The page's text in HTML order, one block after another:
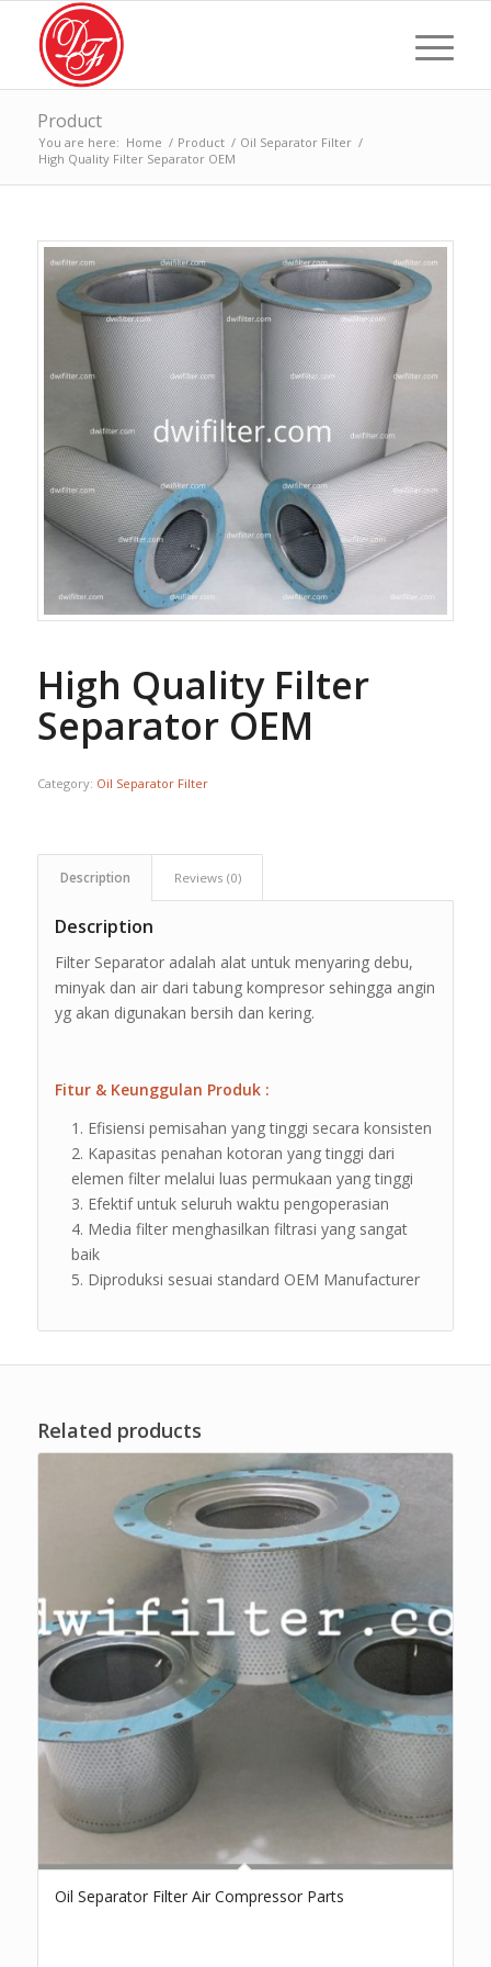
Product
You are here: Home / Product / Oil Separator Filter /
High Quality Filter Separator OEM
High Quality Filter
Separator OEM
Category: Oil Separator Filter
Description Reviews (0)
Description
Filter Separator adalah alat untuk menyaring debu,
minyak dan air dari tabung kompresor sehingga angin
yg akan digunakan bersih dan kering.
Fitur & Keunggulan Produk :
Efisiensi pemisahan yang tinggi secara konsisten
Kapasitas penahan kotoran yang tinggi dari
elemen filter melalui luas permukaan yang tinggi
Efektif untuk seluruh waktu pengoperasian
Media filter menghasilkan filtrasi yang sangat
baik
Diproduksi sesuai standard OEM Manufacturer
Related products
Oil Separator Filter Air Compressor Parts